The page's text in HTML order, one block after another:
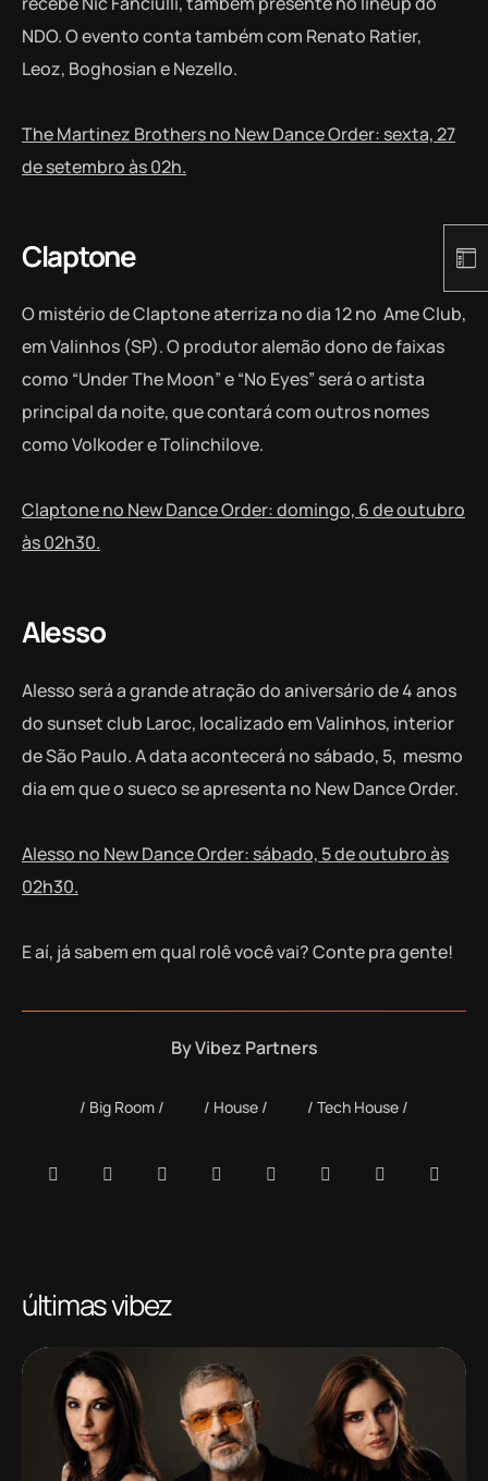
NDO. O evento conta também com Renato Ratier,
Leoz, Boghosian e Nezello.
The Martinez Brothers no New Dance Order: sexta, 27
de setembro às 02h.
Claptone
O mistério de Claptone aterriza no dia 12 no Ame Club,
em Valinhos (SP). O produtor alemão dono de faixas
como “Under The Moon” e “No Eyes” será o artista
principal da noite, que contará com outros nomes
como Volkoder e Tolinchilove.
Claptone no New Dance Order: domingo, 6 de outubro
às 02h30.
Alesso
Alesso será a grande atração do aniversário de 4 anos
do sunset club Laroc, localizado em Valinhos, interior
de São Paulo. A data acontecerá no sábado, 5, mesmo
dia em que o sueco se apresenta no New Dance Order.
Alesso no New Dance Order: sábado, 5 de outubro às
02h30.
E aí, já sabem em qual rolê você vai? Conte pra gente!
ByVibez Partners
Big Room House Tech House
últimas vibez